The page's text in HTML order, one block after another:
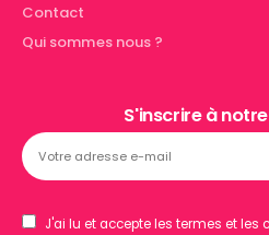
Contact
Qui sommes nous ?
S'inscrire à
J'ai lu et accepte les termes et les